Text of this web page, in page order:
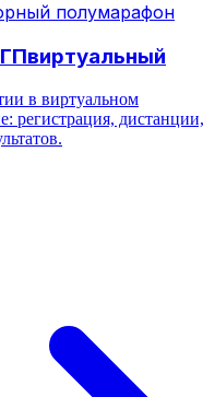
полумарафон
в виртуальном
регистрация, дистанции,